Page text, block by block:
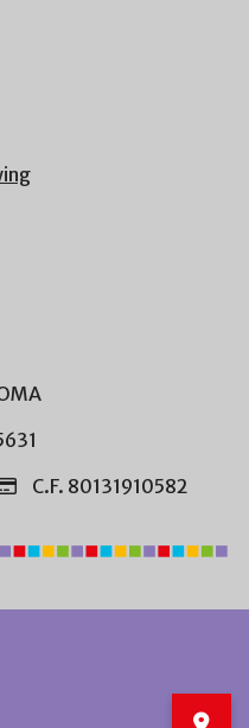
C.F. 80131910582